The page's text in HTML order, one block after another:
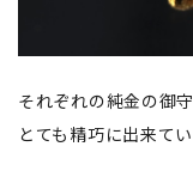
それぞれの純金の御
とても精巧に出来てい